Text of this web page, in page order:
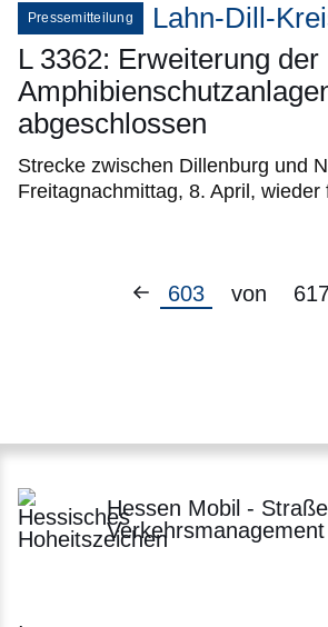
Pressemitteilung
Lahn-Dill-
L 3362: Erweiterung der
abgeschlossen
Strecke zwischen Dillenburg und
Freitagnachmittag, 8. April, wieder
Vorherige
Aktuelle
603 von
Hessen Mobil -
Verkehrsmanagement